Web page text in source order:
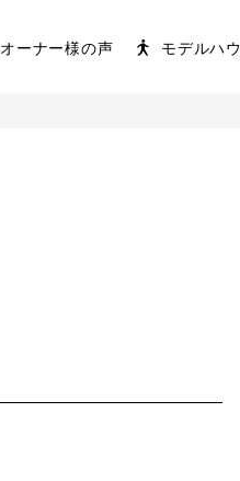
オーナー様の声 モデルハ